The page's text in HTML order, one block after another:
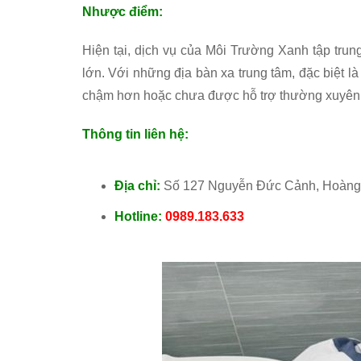
Nhược điểm:
Hiện tại, dịch vụ của Môi Trường Xanh tập
lớn. Với những địa bàn xa trung tâm, đặc biệt
chậm hơn hoặc chưa được hỗ trợ thường
Thông tin liên hệ:
Địa chỉ: Số 127 Nguyễn Đức Cảnh,
Hotline: 0989.183.633